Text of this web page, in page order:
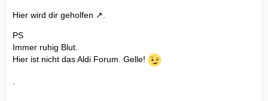
Hier wird dir geholfen .
PS
Immer ruhig Blut.
Hier ist nicht das Aldi Forum. Gelle!
.